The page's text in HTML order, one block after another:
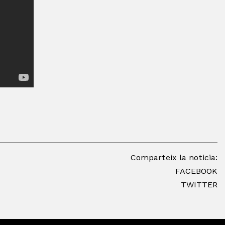
Comparteix la noticia:
FACEBOOK
TWITTER